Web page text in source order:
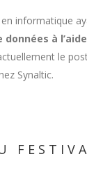
informatique
à
le
Synaltic.